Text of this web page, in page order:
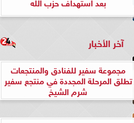
آخر الأخبار
مجموعة سفير للفنادق والمنتجعات
تطلق المرحلة المجددة في منتجع سفير
شرم الشيخ